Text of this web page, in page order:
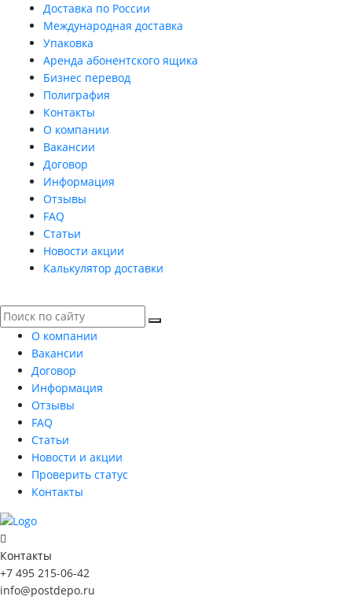
Доставка по России
Международная доставка
Упаковка
Аренда абонентского ящика
Бизнес перевод
Полиграфия
Контакты
О компании
Вакансии
Договор
Информация
Отзывы
FAQ
Статьи
Новости акции
Калькулятор доставки
О компании
Вакансии
Договор
Информация
Отзывы
FAQ
Статьи
Новости и акции
Проверить статус
Контакты
Контакты
+7 495 215-06-42
info@postdepo.ru